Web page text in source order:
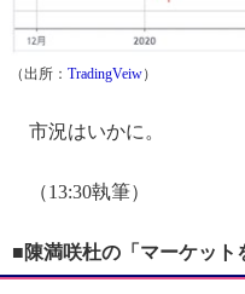
（出所： TradingVeiw）
市況はいかに。
（13:30執筆）
■陳満咲杜の「マーケット